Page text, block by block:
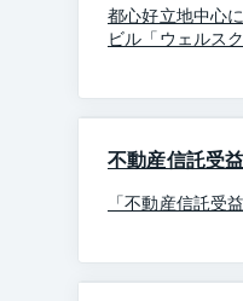
都心好立地中心
ビル「ウェルス
不動産信託受
「不動産信託受